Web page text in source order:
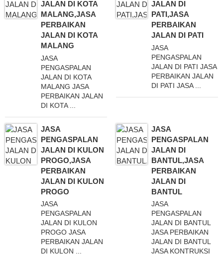
JALAN DI KOTA
MALANG,JASA
PERBAIKAN
JALAN DI KOTA
MALANG
JASA
PENGASPALAN
JALAN DI KOTA
MALANG JASA
PERBAIKAN JALAN
DI KOTA ...
JALAN DI
PATI,JASA
PERBAIKAN
JALAN DI PATI
JASA
PENGASPALAN
JALAN DI PATI JASA
PERBAIKAN JALAN
DI PATI JASA ...
JASA
PENGASPALAN
JALAN DI KULON
PROGO,JASA
PERBAIKAN
JALAN DI KULON
PROGO
JASA
PENGASPALAN
JALAN DI KULON
PROGO JASA
PERBAIKAN JALAN
DI KULON ...
JASA
PENGASPALAN
JALAN DI
BANTUL,JASA
PERBAIKAN
JALAN DI
BANTUL
JASA
PENGASPALAN
JALAN DI BANTUL
JASA PERBAIKAN
JALAN DI BANTUL
JASA KONTRUKSI